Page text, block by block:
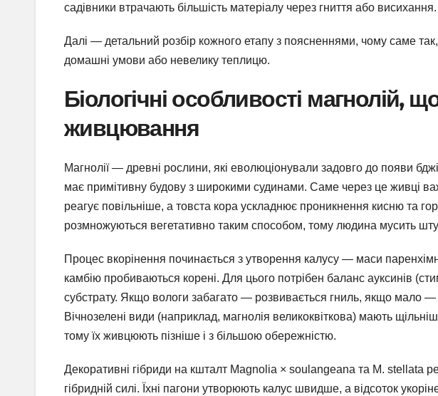
садівники втрачають більшість матеріалу через гниття або висихання.
Далі — детальний розбір кожного етапу з поясненнями, чому саме
домашні умови або невелику теплицю.
Біологічні особливості магнолій,
живцювання
Магнолії — древні рослини, які еволюціонували задовго до появи
має примітивну будову з широкими судинами. Саме через це живці
реагує повільніше, а товста кора ускладнює проникнення кисню та
розмножуються вегетативно таким способом, тому людина мусить
Процес вкорінення починається з утворення калусу — маси
камбію пробиваються корені. Для цього потрібен баланс ауксинів
субстрату. Якщо вологи забагато — розвивається гниль, якщо мало
Вічнозелені види (наприклад, магнолія великоквіткова) мають
тому їх живцюють пізніше і з більшою обережністю.
Декоративні гібриди на кшталт Magnolia × soulangeana та M. stellata
гібридній силі. Їхні пагони утворюють калус швидше, а відсоток